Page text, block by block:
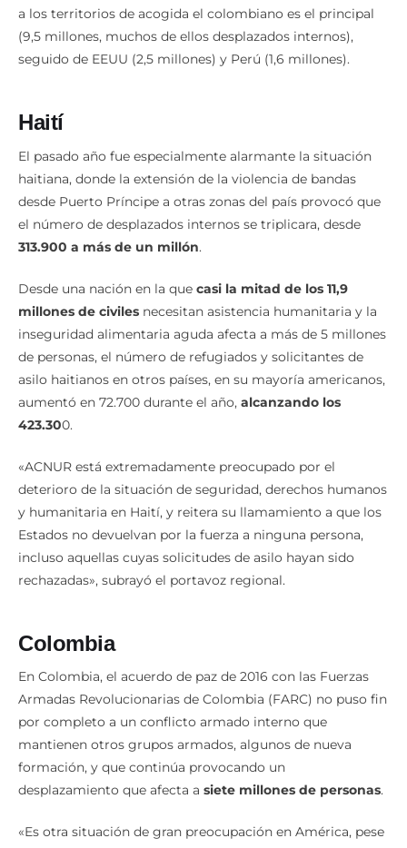
millones) yHaití(1,4 millones), mientras que en referencia
a los territorios de acogida el colombiano es el principal
(9,5 millones, muchos de ellos desplazados internos),
El pasado año fue especialmente alarmante la situación
haitiana, donde la extensión de la violencia de bandas
desde Puerto Príncipe a otras zonas del país provocó que
el número de desplazados internos se triplicara, desde
Desde una nación en la quecasi la mitad de los 11,9
millones de civilesnecesitan asistencia humanitaria y la
inseguridad alimentaria aguda afecta a más de 5 millones
de personas, el número de refugiados y solicitantes de
asilo haitianos en otros países, en su mayoría americanos,
aumentó en 72.700 durante el año,
«ACNUR está extremadamente preocupado por el
deterioro de la situación de seguridad, derechos humanos
y humanitaria en Haití, y reitera su llamamiento a que los
Estados no devuelvan por la fuerza a ninguna persona,
incluso aquellas cuyas solicitudes de asilo hayan sido
En Colombia, el acuerdo de paz de 2016 con las Fuerzas
Armadas Revolucionarias de Colombia (FARC) no puso fin
por completo a un conflicto armado interno que
mantienen otros grupos armados, algunos de nueva
formación, y que continúa provocando un